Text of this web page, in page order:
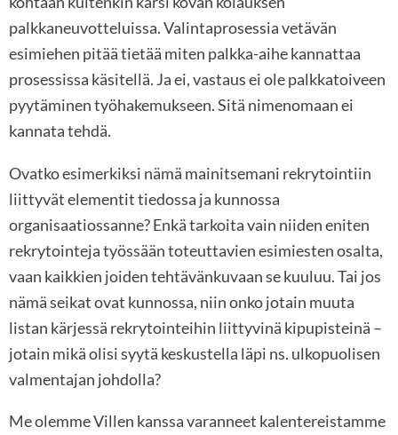
palkkaneuvotteluissa. Valintaprosessia vetävän
esimiehen pitää tietää miten palkka-aihe kannattaa
prosessissa käsitellä. Ja ei, vastaus ei ole palkkatoiveen
pyytäminen työhakemukseen. Sitä nimenomaan ei
kannata tehdä.
Ovatko esimerkiksi nämä mainitsemani rekrytointiin
liittyvät elementit tiedossa ja kunnossa
organisaatiossanne? Enkä tarkoita vain niiden eniten
rekrytointeja työssään toteuttavien esimiesten osalta,
vaan kaikkien joiden tehtävänkuvaan se kuuluu. Tai jos
nämä seikat ovat kunnossa, niin onko jotain muuta
listan kärjessä rekrytointeihin liittyvinä kipupisteinä –
jotain mikä olisi syytä keskustella läpi ns. ulkopuolisen
valmentajan johdolla?
Me olemme Villen kanssa varanneet kalentereistamme